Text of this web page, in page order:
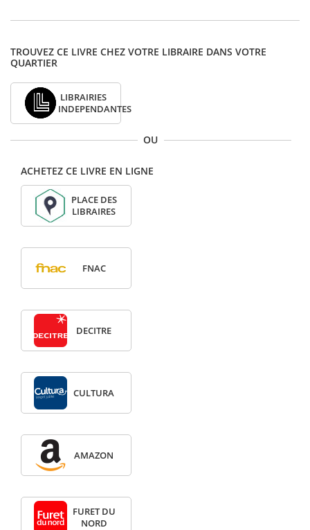
TROUVEZ CE LIVRE CHEZ VOTRE LIBRAIRE DANS VOTRE
QUARTIER
LIBRAIRIES
INDEPENDANTES
OU
ACHETEZ CE LIVRE EN LIGNE
PLACE DES
LIBRAIRES
FNAC
DECITRE
CULTURA
AMAZON
FURET DU
NORD